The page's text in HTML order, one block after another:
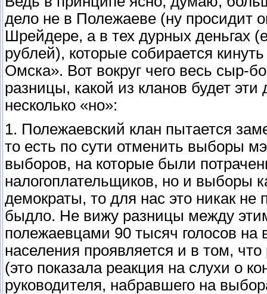
дело не в Полежаеве (ну просидит
Шрейдере, а в тех дурных деньгах
рублей), которые собирается
Омска». Вот вокруг чего весь сыр-
разницы, какой из кланов будет
несколько «но»:
1. Полежаевский клан пытается
то есть по сути отменить выборы
выборов, на которые были
налогоплательщиков, но и выборы
демократы, то для нас это никак
быдло. Не вижу разницы между
полежаевцами 90 тысяч голосов
населения проявляется и в том,
(это показала реакция на слухи о
руководителя, набравшего на